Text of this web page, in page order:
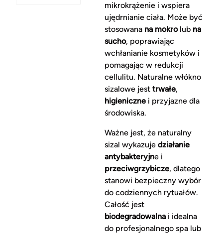
mikrokrążenie i wspiera
ujędrnianie ciała. Może być
stosowana na mokrolub na
sucho, poprawiając
wchłanianie kosmetyków i
pomagając w redukcji
cellulitu. Naturalne włókno
sizalowe jest trwałe,
higienicznei przyjazne dla
środowiska.
Ważne jest, że naturalny
sizal wykazuje działanie
antybakteryjne i
przeciwgrzybicze, dlatego
stanowi bezpieczny wybór
do codziennych rytuałów.
Całość jest
biodegradowalnai idealna
do profesjonalnego spa lub